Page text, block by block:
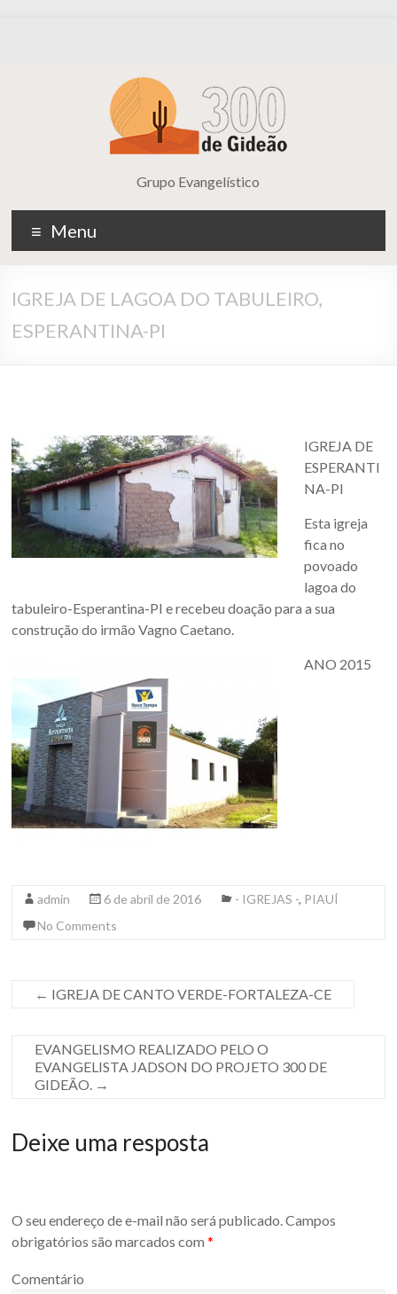
Grupo Evangelístico
Menu
IGREJA DE LAGOA DO TABULEIRO,
ESPERANTINA-PI
IGREJA DE
ESPERANTI
NA-PI
Esta igreja
fica no
povoado
lagoa do
tabuleiro-Esperantina-PI e recebeu doação para a sua
construção do irmão Vagno Caetano.
ANO 2015
admin 6 de abril de 2016 - IGREJAS -, PIAUÍ
No Comments
← IGREJA DE CANTO VERDE-FORTALEZA-CE
EVANGELISMO REALIZADO PELO O
EVANGELISTA JADSON DO PROJETO 300 DE
GIDEÃO. →
Deixe uma resposta
O seu endereço de e-mail não será publicado.Campos
obrigatórios são marcados com*
Comentário